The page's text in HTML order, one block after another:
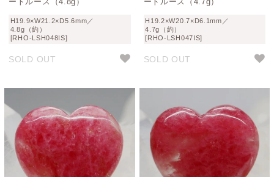
ートルース（4.8g）
H19.9×W21.2×D5.6mm／
4.8g（約）
[RHO-LSH048IS]
SOLD OUT
ートルース（4.7g）
H19.2×W20.7×D6.1mm／
4.7g（約）
[RHO-LSH047IS]
SOLD OUT